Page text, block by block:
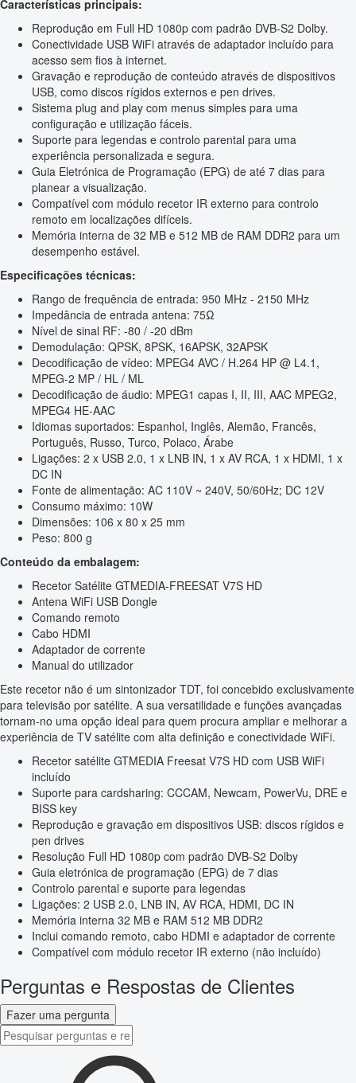
Características principais:
Reprodução em Full HD 1080p com padrão DVB-S2 Dolby.
Conectividade USB WiFi através de adaptador incluído para
acesso sem fios à internet.
Gravação e reprodução de conteúdo através de dispositivos
USB, como discos rígidos externos e pen drives.
Sistema plug and play com menus simples para uma
configuração e utilização fáceis.
Suporte para legendas e controlo parental para uma
experiência personalizada e segura.
Guia Eletrónica de Programação (EPG) de até 7 dias para
planear a visualização.
Compatível com módulo recetor IR externo para controlo
remoto em localizações difíceis.
Memória interna de 32 MB e 512 MB de RAM DDR2 para um
desempenho estável.
Especificações técnicas:
Rango de frequência de entrada: 950 MHz - 2150 MHz
Impedância de entrada antena: 75Ω
Nível de sinal RF: -80 / -20 dBm
Demodulação: QPSK, 8PSK, 16APSK, 32APSK
Decodificação de vídeo: MPEG4 AVC / H.264 HP @ L4.1,
MPEG-2 MP / HL / ML
Decodificação de áudio: MPEG1 capas I, II, III, AAC MPEG2,
MPEG4 HE-AAC
Idiomas suportados: Espanhol, Inglês, Alemão, Francês,
Português, Russo, Turco, Polaco, Árabe
Ligações: 2 x USB 2.0, 1 x LNB IN, 1 x AV RCA, 1 x HDMI, 1 x
DC IN
Fonte de alimentação: AC 110V ~ 240V, 50/60Hz; DC 12V
Consumo máximo: 10W
Dimensões: 106 x 80 x 25 mm
Peso: 800 g
Conteúdo da embalagem:
Recetor Satélite GTMEDIA-FREESAT V7S HD
Antena WiFi USB Dongle
Comando remoto
Cabo HDMI
Adaptador de corrente
Manual do utilizador
Este recetor não é um sintonizador TDT, foi concebido exclusivamente
para televisão por satélite. A sua versatilidade e funções avançadas
tornam-no uma opção ideal para quem procura ampliar e melhorar a
experiência de TV satélite com alta definição e conectividade WiFi.
Recetor satélite GTMEDIA Freesat V7S HD com USB WiFi
incluído
Suporte para cardsharing: CCCAM, Newcam, PowerVu, DRE e
BISS key
Reprodução e gravação em dispositivos USB: discos rígidos e
pen drives
Resolução Full HD 1080p com padrão DVB-S2 Dolby
Guia eletrónica de programação (EPG) de 7 dias
Controlo parental e suporte para legendas
Ligações: 2 USB 2.0, LNB IN, AV RCA, HDMI, DC IN
Memória interna 32 MB e RAM 512 MB DDR2
Inclui comando remoto, cabo HDMI e adaptador de corrente
Compatível com módulo recetor IR externo (não incluído)
Perguntas e Respostas de Clientes
Fazer uma pergunta